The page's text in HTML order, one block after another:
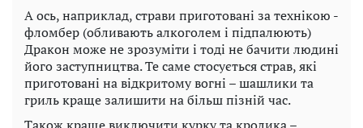
А ось, наприклад, страви приготовані за технікою -
фломбер (обливають алкоголем і підпалюють)
Дракон може не зрозуміти і тоді не бачити людині
його заступництва. Те саме стосується страв, які
приготовані на відкритому вогні – шашлики та
гриль краще залишити на більш пізній час.